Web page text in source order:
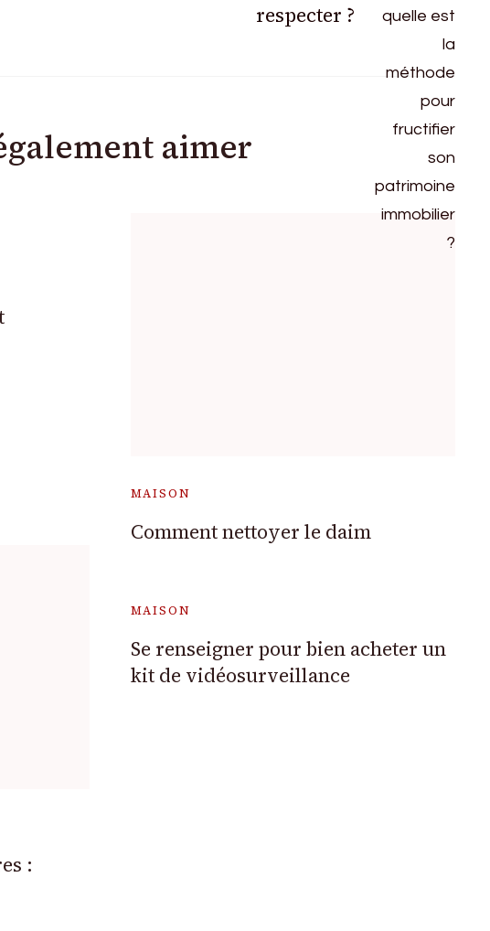
respecter ?
aimer
MAISON
Comment nettoyer le daim
:
MAISON
Se renseigner pour bien acheter un
kit de vidéosurveillance